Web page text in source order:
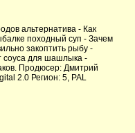
альтернатива - Как
походный суп - Зачем
закоптить рыбу -
соуса для шашлыка -
Продюсер: Дмитрий
2.0 Регион: 5, PAL